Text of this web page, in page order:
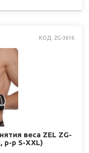
КОД: ZG-3616
веса ZEL ZG-
р-р S-XXL)